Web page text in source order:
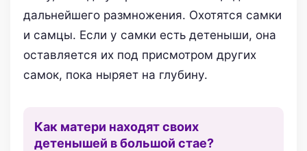
дальнейшего размножения. Охотятся самки
и самцы. Если у самки есть детеныши, она
оставляется их под присмотром других
самок, пока ныряет на глубину.
Как матери находят своих
детенышей в большой стае?